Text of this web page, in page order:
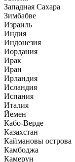
Западная Сахара
Зимбабве
Израиль
Индия
Индонезия
Иордания
Ирак
Иран
Ирландия
Исландия
Испания
Италия
Йемен
Кабо-Верде
Казахстан
Каймановы острова
Камбоджа
Камерун